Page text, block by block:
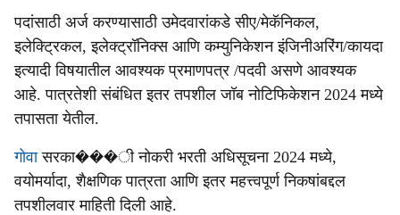
पदांसाठी अर्ज करण्यासाठी उमेदवारांकडे सीए/मेकॅनिकल,
इलेक्ट्रिकल, इलेक्ट्रॉनिक्स आणि कम्युनिकेशन इंजिनीअरिंग/कायदा
इत्यादी विषयातील आवश्यक प्रमाणपत्र /पदवी असणे आवश्यक
आहे. पात्रतेशी संबंधित इतर तपशील जॉब नोटिफिकेशन 2024 मध्ये
तपासता येतील.
गोवासरका���ी नोकरी भरती अधिसूचना 2024 मध्ये,
वयोमर्यादा, शैक्षणिक पात्रता आणि इतर महत्त्वपूर्ण निकषांबद्दल
तपशीलवार माहिती दिली आहे.